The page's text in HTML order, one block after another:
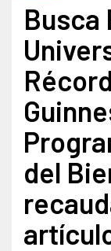
Busca
del